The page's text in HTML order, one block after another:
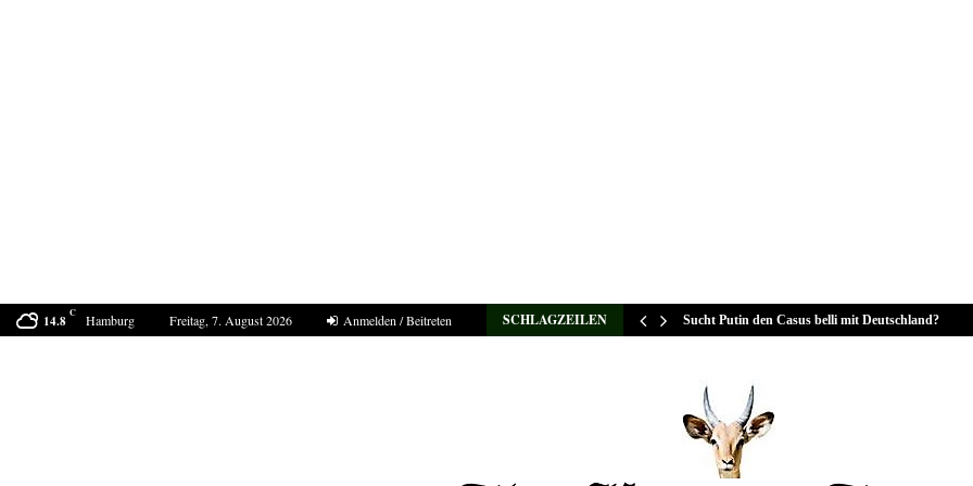
14.8 C Hamburg Freitag, 7. August 2026 Anmelden / Beitreten SCHLAGZEILEN
Der Sommer 2040 in Europa Sucht Putin den Casus belli mit Deutschland?